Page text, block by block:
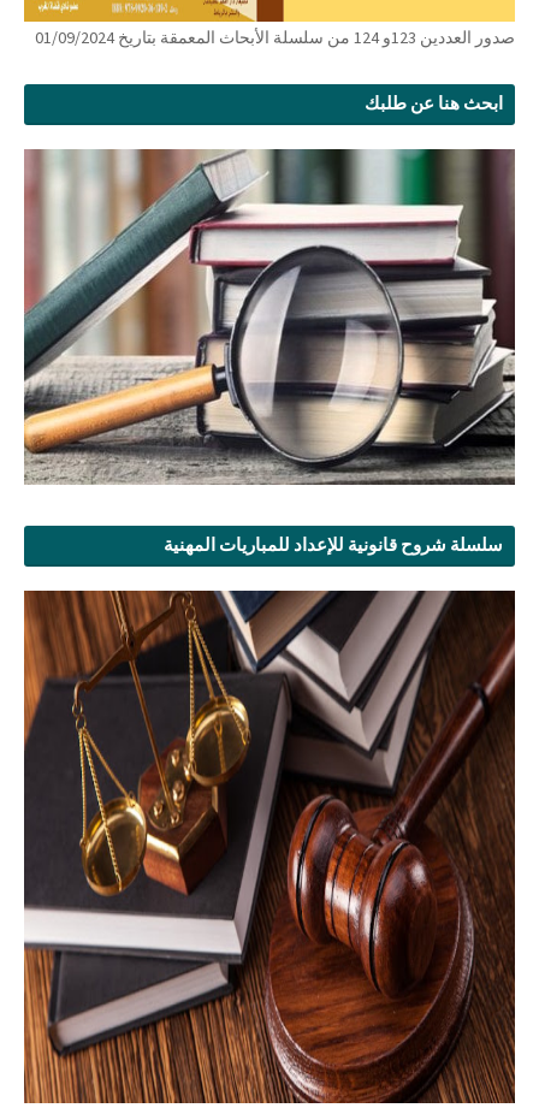
صدور العددين 123و 124 من سلسلة الأبحاث المعمقة بتاريخ 01/09/2024
ابحث هنا عن طلبك
سلسلة شروح قانونية للإعداد للمباريات المهنية